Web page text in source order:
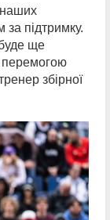
за підтримку.
ще
перемогою
збірної